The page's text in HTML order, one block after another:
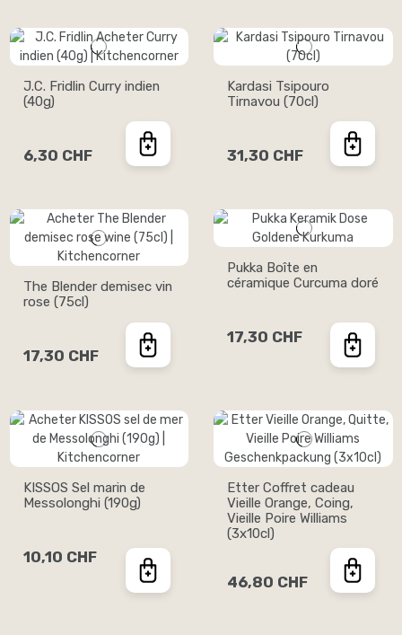
J.C. Fridlin Curry indien
(40g)
6,30 CHF
Kardasi Tsipouro
Tirnavou (70cl)
31,30 CHF
The Blender demisec vin
rose (75cl)
17,30 CHF
Pukka Boîte en
céramique Curcuma doré
17,30 CHF
KISSOS Sel marin de
Messolonghi (190g)
10,10 CHF
Etter Coffret cadeau
Vieille Orange, Coing,
Vieille Poire Williams
(3x10cl)
46,80 CHF